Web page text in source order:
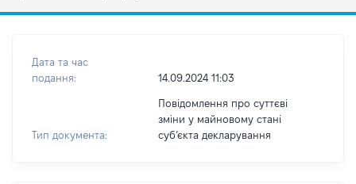
Дата та час
подання:
14.09.2024 11:03
Тип документа:
Повідомлення про суттєві
зміни у майновому стані
субʼєкта декларування